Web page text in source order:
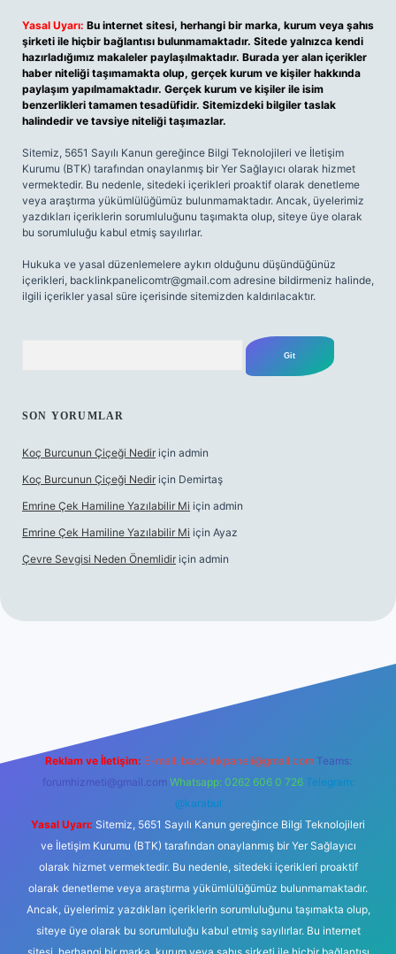
Yasal Uyarı: Bu internet sitesi, herhangi bir marka, kurum veya şahıs
şirketi ile hiçbir bağlantısı bulunmamaktadır. Sitede yalnızca kendi
hazırladığımız makaleler paylaşılmaktadır. Burada yer alan içerikler
haber niteliği taşımamakta olup, gerçek kurum ve kişiler hakkında
paylaşım yapılmamaktadır. Gerçek kurum ve kişiler ile isim
benzerlikleri tamamen tesadüfidir. Sitemizdeki bilgiler taslak
halindedir ve tavsiye niteliği taşımazlar.
Sitemiz, 5651 Sayılı Kanun gereğince Bilgi Teknolojileri ve İletişim
Kurumu (BTK) tarafından onaylanmış bir Yer Sağlayıcı olarak hizmet
vermektedir. Bu nedenle, sitedeki içerikleri proaktif olarak denetleme
veya araştırma yükümlülüğümüz bulunmamaktadır. Ancak, üyelerimiz
yazdıkları içeriklerin sorumluluğunu taşımakta olup, siteye üye olarak
bu sorumluluğu kabul etmiş sayılırlar.
Hukuka ve yasal düzenlemelere aykırı olduğunu düşündüğünüz
içerikleri, backlinkpanelicomtr@gmail.com adresine bildirmeniz halinde,
ilgili içerikler yasal süre içerisinde sitemizden kaldırılacaktır.
SON YORUMLAR
Koç Burcunun Çiçeği Nedir için admin
Koç Burcunun Çiçeği Nedir için Demirtaş
Emrine Çek Hamiline Yazılabilir Mi için admin
Emrine Çek Hamiline Yazılabilir Mi için Ayaz
Çevre Sevgisi Neden Önemlidir için admin
Reklam ve İletişim: E-mail: backlinkpaneli@gmail.com Teams:
forumhizmeti@gmail.com Whatsapp: 0262 606 0 726 Telegram:
@karabul
Yasal Uyarı: Sitemiz, 5651 Sayılı Kanun gereğince Bilgi Teknolojileri
ve İletişim Kurumu (BTK) tarafından onaylanmış bir Yer Sağlayıcı
olarak hizmet vermektedir. Bu nedenle, sitedeki içerikleri proaktif
olarak denetleme veya araştırma yükümlülüğümüz bulunmamaktadır.
Ancak, üyelerimiz yazdıkları içeriklerin sorumluluğunu taşımakta olup,
siteye üye olarak bu sorumluluğu kabul etmiş sayılırlar. Bu internet